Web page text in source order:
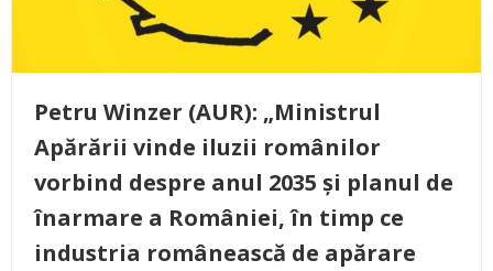
Petru Winzer (AUR): „Ministrul
Apărării vinde iluzii românilor
vorbind despre anul 2035 și planul de
înarmare a României, în timp ce
industria românească de apărare